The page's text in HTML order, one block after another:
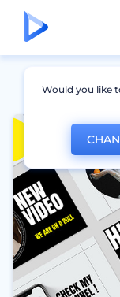
Would you like